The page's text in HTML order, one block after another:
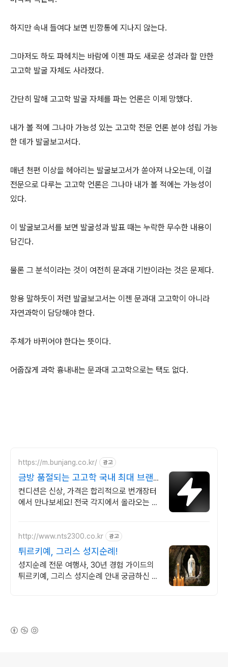
하지만 속내 들여다 보면 빈깡통에 지나지 않는다.
그마저도 하도 파헤치는 바람에 이젠 파도 새로운 성과라 할 만한
고고학 발굴 자체도 사라졌다.
간단히 말해 고고학 발굴 자체를 파는 언론은 이제 망했다.
내가 볼 적에 그나마 가능성 있는 고고학 전문 언론 분야 성립 가능
한 데가 발굴보고서다.
매년 천편 이상을 헤아리는 발굴보고서가 쏟아져 나오는데, 이걸
전문으로 다루는 고고학 언론은 그나마 내가 볼 적에는 가능성이
있다.
이 발굴보고서를 보면 발굴성과 발표 때는 누락한 무수한 내용이
담긴다.
물론 그 분석이라는 것이 여전히 문과대 기반이라는 것은 문제다.
항용 말하듯이 저런 발굴보고서는 이젠 문과대 고고학이 아니라
자연과학이 담당해야 한다.
주체가 바뀌어야 한다는 뜻이다.
어줍잖게 과학 흉내내는 문과대 고고학으로는 택도 없다.
https://m.bunjang.co.kr/ 광고
금방 품절되는 고고학 국내 최대 브랜
드 중고거래
컨디션은 신상, 가격은 합리적으로 번개장터
에서 만나보세요! 전국 각지에서 올라오는 전
http://www.nts2300.co.kr 광고
튀르키예, 그리스 성지순례!
성지순례 전문 여행사, 30년 경험 가이드의
튀르키예, 그리스 성지순례 안내 궁금하신 사